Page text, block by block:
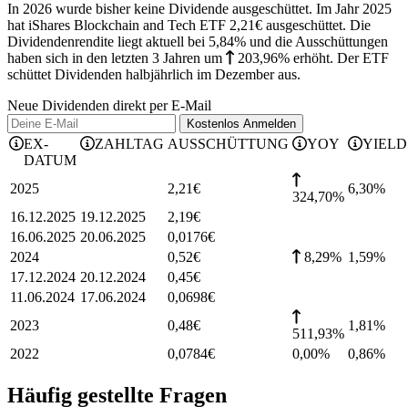
In 2026 wurde bisher keine Dividende ausgeschüttet. Im Jahr 2025
hat iShares Blockchain and Tech ETF 2,21€ ausgeschüttet. Die
Dividendenrendite liegt aktuell bei 5,84% und die Ausschüttungen
haben sich in den letzten 3 Jahren um 203,96% erhöht. Der ETF
schüttet Dividenden halbjährlich im Dezember aus.
Neue Dividenden direkt per E-Mail
Kostenlos Anmelden
EX-
DATUM
ZAHLTAG AUSSCHÜTTUNG YOY YIELD
2025 2,21€
324,70%
6,30%
16.12.2025 19.12.2025 2,19€
16.06.2025 20.06.2025 0,0176€
2024
0,52€ 8,29% 1,59%
17.12.2024 20.12.2024 0,45€
11.06.2024 17.06.2024 0,0698€
2023
0,48€
511,93%
1,81%
2022
0,0784€ 0,00% 0,86%
Häufig gestellte Fragen